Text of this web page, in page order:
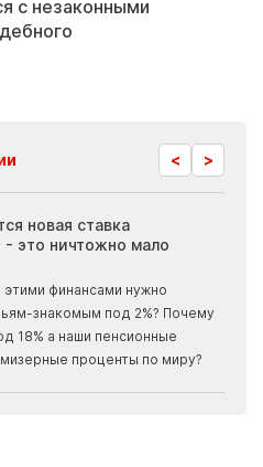
с незаконными
< >
новая ставка
- это ничтожно мало
финансами нужно
знакомым под 2%? Почему
18% а наши пенсионные
проценты по миру?